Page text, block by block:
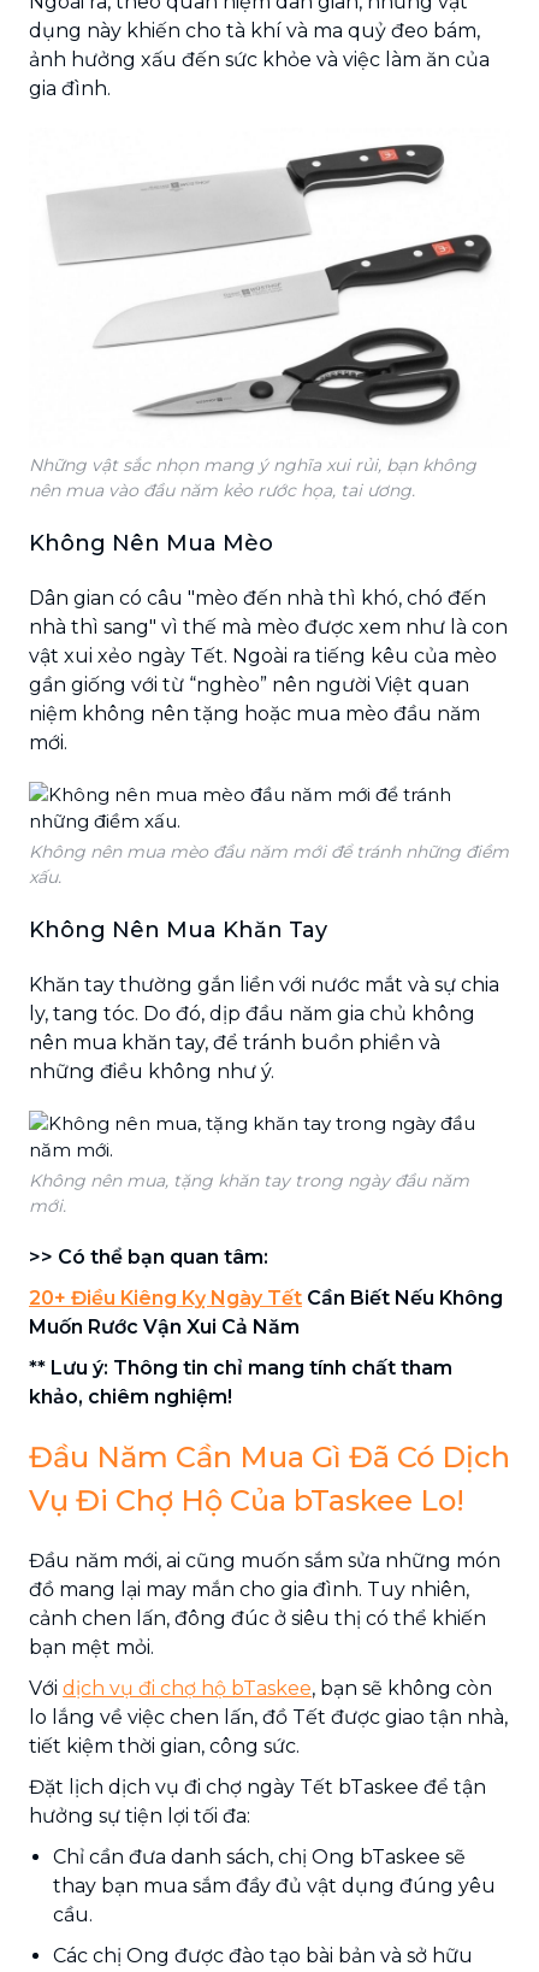
dụng này khiến cho tà khí và ma quỷ đeo bám,
ảnh hưởng xấu đến sức khỏe và việc làm ăn của
gia đình.
Những vật sắc nhọn mang ý nghĩa xui rủi, bạn không
nên mua vào đầu năm kẻo rước họa, tai ương.
Không Nên Mua Mèo
Dân gian có câu "mèo đến nhà thì khó, chó đến
nhà thì sang" vì thế mà mèo được xem như là con
vật xui xẻo ngày Tết. Ngoài ra tiếng kêu của mèo
gần giống với từ “nghèo” nên người Việt quan
niệm không nên tặng hoặc mua mèo đầu năm
mới.
Không nên mua mèo đầu năm mới để tránh những điềm
xấu.
Không Nên Mua Khăn Tay
Khăn tay thường gắn liền với nước mắt và sự chia
ly, tang tóc. Do đó, dịp đầu năm gia chủ không
nên mua khăn tay, để tránh buồn phiền và
những điều không như ý.
Không nên mua, tặng khăn tay trong ngày đầu năm
mới.
>> Có thể bạn quan tâm:
20+ Điều Kiêng Kỵ Ngày Tết Cần Biết Nếu Không
Muốn Rước Vận Xui Cả Năm
** Lưu ý: Thông tin chỉ mang tính chất tham
khảo, chiêm nghiệm!
Đầu Năm Cần Mua Gì Đã Có Dịch
Vụ Đi Chợ Hộ Của bTaskee Lo!
Đầu năm mới, ai cũng muốn sắm sửa những món
đồ mang lại may mắn cho gia đình. Tuy nhiên,
cảnh chen lấn, đông đúc ở siêu thị có thể khiến
bạn mệt mỏi.
Với dịch vụ đi chợ hộ bTaskee, bạn sẽ không còn
lo lắng về việc chen lấn, đồ Tết được giao tận nhà,
tiết kiệm thời gian, công sức.
Đặt lịch dịch vụ đi chợ ngày Tết bTaskee để tận
hưởng sự tiện lợi tối đa:
Chỉ cần đưa danh sách, chị Ong bTaskee sẽ
thay bạn mua sắm đầy đủ vật dụng đúng yêu
cầu.
Các chị Ong được đào tạo bài bản và sở hữu